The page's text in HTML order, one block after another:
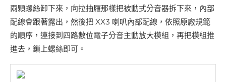
兩顆螺絲卸下來，向拉抽屜那樣把被動式分音器拆下來，內部
配線會跟著露出，然後把 XX3 喇叭內部配線，依照原廠規範
的順序，連接到四路數位電子分音主動放大模組，再把模組推
進去，鎖上螺絲即可。